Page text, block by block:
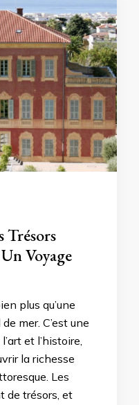
Trésors
Voyage
plus qu’une
mer. C’est une
et l’histoire,
la richesse
Les
de trésors, et